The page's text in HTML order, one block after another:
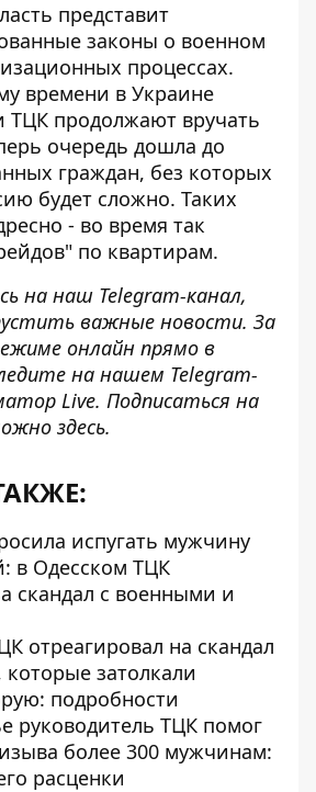
представит
законы о военном
процессах.
времени в Украине
ТЦК продолжают вручать
очередь дошла до
граждан, без которых
будет сложно. Таких
- во время так
по квартирам.
на наш Telegram-канал,
важные новости. За
онлайн прямо в
на нашем Telegram-
Live. Подписаться на
здесь.
испугать мужчину
в Одесском ТЦК
скандал с военными и
отреагировал на скандал
затолкали
подробности
руководитель ТЦК помог
более 300 мужчинам:
расценки